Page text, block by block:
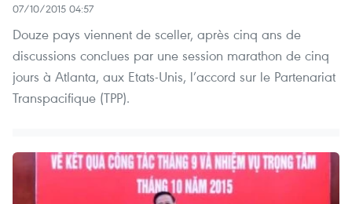
07/10/2015 04:57
Douze pays viennent de sceller, après cinq ans de
discussions conclues par une session marathon de cinq
jours à Atlanta, aux Etats-Unis, l’accord sur le Partenariat
Transpacifique (TPP).